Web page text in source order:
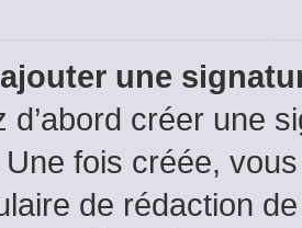
une
d’abord créer une
Une fois créée,
de rédaction